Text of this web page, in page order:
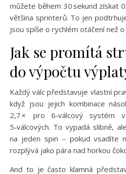
můžete během 30 sekund získat
většina sprinterů. To jen
jsou spíše o rychlém otáčení než
Jak se promítá
do výpočtu
Každý válc představuje vlastní
když jsou jejich kombinace
2,7 × pro 6‑válcový systém
5‑válcových. To vypadá slibně,
na jeden spin – pokud vsadíte
rozplývá jako pára nad horkou
And to je často klamná